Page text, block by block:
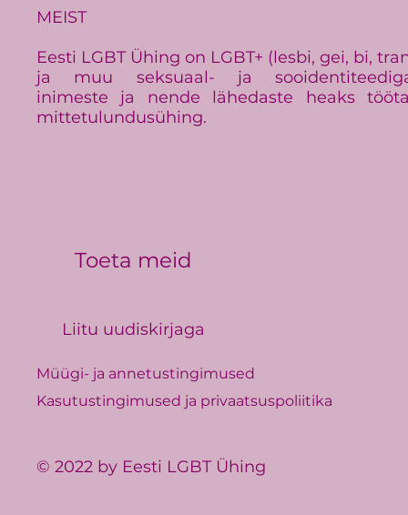
Eestis
MEIST
Eesti LGBT Ühing on LGBT+ (lesbi, gei, bi,
ja muu seksuaal- ja
inimeste ja nende lähedaste heaks
mittetulundusühing.
Toeta meid
Liitu uudiskirjaga
Müügi- ja annetustingimused
Kasutustingimused ja privaatsuspoliitika
© 2022 by Eesti LGBT Ühing